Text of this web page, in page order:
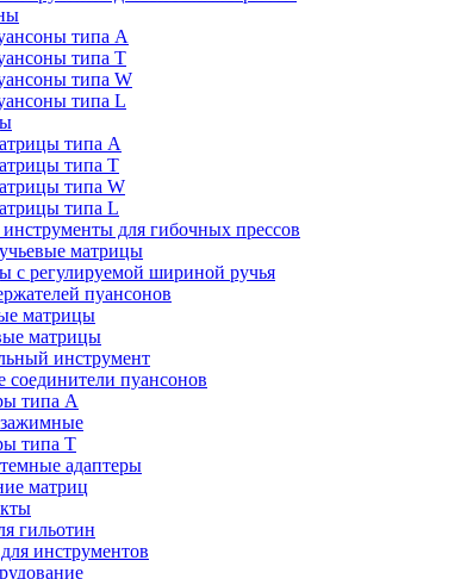
типа A
типа T
типа W
типа L
типа A
типа T
типа W
типа L
для гибочных прессов
матрицы
с регулируемой шириной ручья
пуансонов
матрицы
матрицы
инструмент
соединители пуансонов
типа A
типа T
адаптеры
матриц
гильотин
инструментов